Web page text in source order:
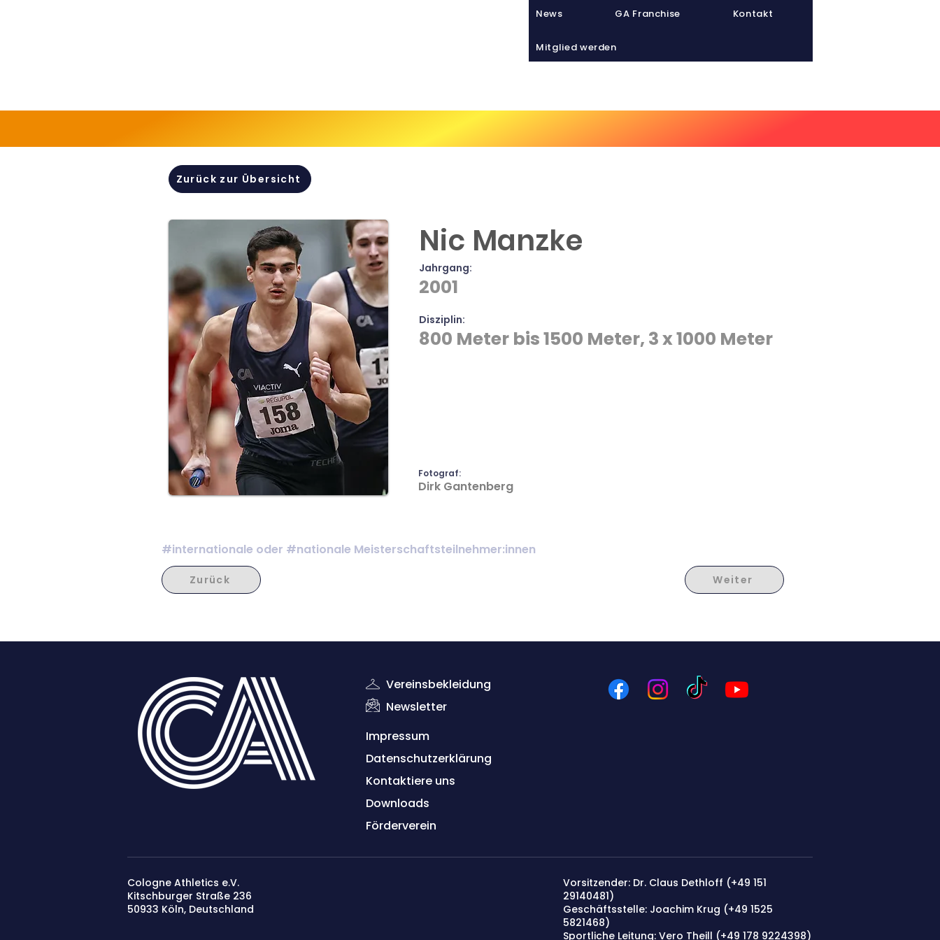
News GA Franchise Kontakt
Mitglied werden
Zurück zur Übersicht
Nic Manzke
Jahrgang:
2001
Disziplin:
800 Meter bis 1500 Meter, 3 x 1000 Meter
Fotograf:
Dirk Gantenberg
#internationale oder #nationale Meisterschaftsteilnehmer:innen
Zurück Weiter
Vereinsbekleidung
Newsletter
Impressum
Datenschutzerklärung
Kontaktiere uns
Downloads
Förderverein
Cologne Athletics e.V.
Kitschburger Straße 236
50933 Köln​, Deutschland
Vorsitzender: Dr. Claus Dethloff (+49 151
29140481)
Geschäftsstelle: Joachim Krug (+49 1525
5821468)
Sportliche Leitung: Vero Theill (‭+49 178 9224398‬)